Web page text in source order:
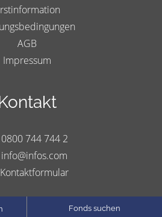
Fonds suchen
AGB
Impressum
0800 744 744 2
info@infos.com
Kontaktformular